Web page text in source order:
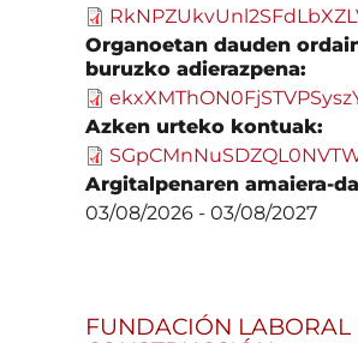
Organoetan dauden
buruzko adierazpena:
Azken urteko kontuak:
Argitalpenaren amaiera-
03/08/2026 -03/08/2027
FUNDACIÓN LABORAL